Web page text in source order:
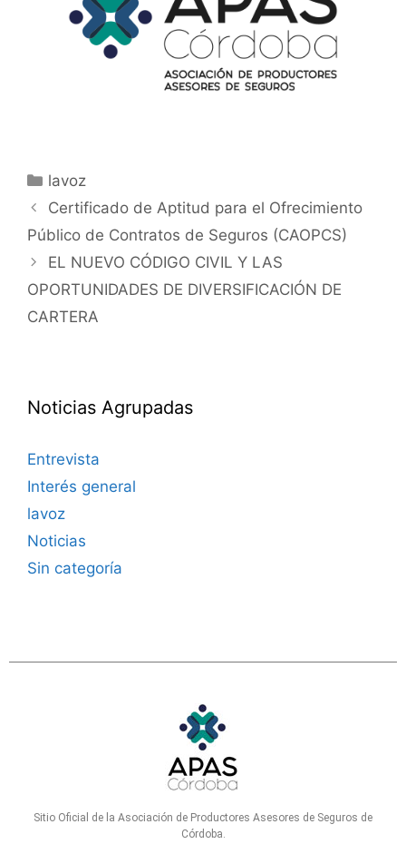
lavoz
Certificado de Aptitud para el Ofrecimiento
Público de Contratos de Seguros (CAOPCS)
EL NUEVO CÓDIGO CIVIL Y LAS
OPORTUNIDADES DE DIVERSIFICACIÓN DE
CARTERA
Noticias Agrupadas
Entrevista
Interés general
lavoz
Noticias
Sin categoría
Sitio Oficial de la Asociación de Productores Asesores de Seguros de
Córdoba.